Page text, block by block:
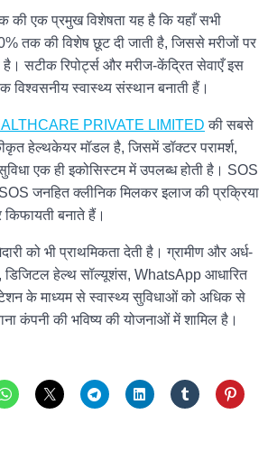
की एक प्रमुख विशेषता यह है कि यहाँ सभी
तक की विशेष छूट दी जाती है, जिससे मरीजों पर
सटीक रिपोर्ट्स और मरीज-केंद्रित सेवाएँ इस
विश्वसनीय स्वास्थ्य संस्थान बनाती हैं।
PRIVATE LIMITED की सबसे
हेल्थकेयर मॉडल है, जिसमें डॉक्टर परामर्श,
एक ही इकोसिस्टम में उपलब्ध होती है। SOS
जनहित क्लीनिक मिलकर इलाज की प्रक्रिया
किफायती बनाते हैं।
को भी प्राथमिकता देती है। ग्रामीण और अर्ध-
डिजिटल हेल्थ सॉल्यूशंस, WhatsApp आधारित
के माध्यम से स्वास्थ्य सुविधाओं को अधिक से
कंपनी की भविष्य की योजनाओं में शामिल है।